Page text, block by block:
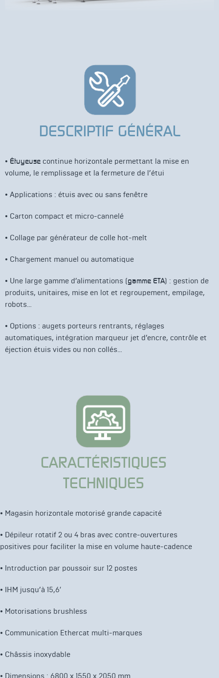
DESCRIPTIF GÉNÉRAL
• Étuyeuse continue horizontale permettant la mise en
volume, le remplissage et la fermeture de l’étui
• Applications : étuis avec ou sans fenêtre
• Carton compact et micro-cannelé
• Collage par générateur de colle hot-melt
• Chargement manuel ou automatique
• Une large gamme d’alimentations (gamme ETA) : gestion de
produits, unitaires, mise en lot et regroupement, empilage,
robots…
• Options : augets porteurs rentrants, réglages
automatiques, intégration marqueur jet d’encre, contrôle et
éjection étuis vides ou non collés…
CARACTÉRISTIQUES
TECHNIQUES
• Magasin horizontale motorisé grande capacité
• Dépileur rotatif 2 ou 4 bras avec contre-ouvertures
positives pour faciliter la mise en volume haute-cadence
• Introduction par poussoir sur 12 postes
• IHM jusqu’à 15,6′
• Motorisations brushless
• Communication Ethercat multi-marques
• Châssis inoxydable
• Dimensions : 6800 x 1550 x 2050 mm